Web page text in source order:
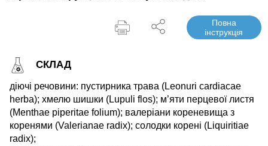
Повна
інструкція
СКЛАД
діючі речовини: пустирника трава (Leonuri cardiacae
herba); хмелю шишки (Lupuli flos); м’яти перцевої листя
(Menthae piperitae folium); валеріани кореневища з
коренями (Valerianae radix); солодки корені (Liquiritiae
radix);